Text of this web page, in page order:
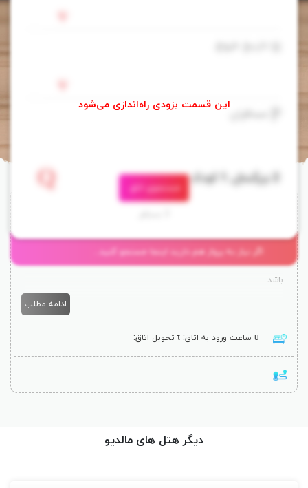
جستجوی اتاق
اگر نیاز به پرواز هم دارید اینجا جستجو کنید...
Hudhuranfushi)، تجربه تعطیلاتی مملو از آفتاب و دریا در جزایر مالدیو را
برای شما به همراه دارد. این هتل دارای استخر روباز و زمین تنیس می
باشد.
اتاق های هتل مجهز به سیستم تهویه هوا، واقع در ساحل خصوصی و ویلای
روی آب دارای تلویزیون، مینی بار و سرویس بهداشتی با دوش فضای باز و
سشوار می باشند.
فرودگاه بین المللی ماله به اندازه 19 کیلومتر یا 30 دقیقه قایق سواری تا
Chavana) ماساژهای آرامش بخش و حمام اسپا ارائه می
ادامه مطلب
ساعت ورود به اتاق: تحویل اتاق:
دیگر هتل های مالدیو